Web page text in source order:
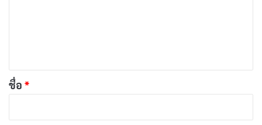
เสียชีวิต
*
ชื่อ *